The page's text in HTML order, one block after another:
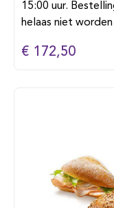
15:00 uur.
helaas niet
€ 172,50